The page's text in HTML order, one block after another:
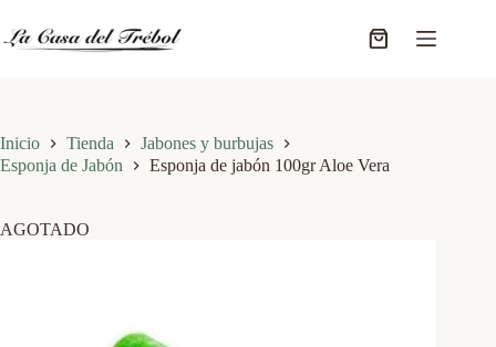
contenido
Carro
Inicio Tienda
Jabones y burbujas
Esponja de Jabón
Esponja de jabón 100gr Aloe Vera
AGOTADO